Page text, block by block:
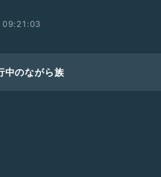
中のながら族